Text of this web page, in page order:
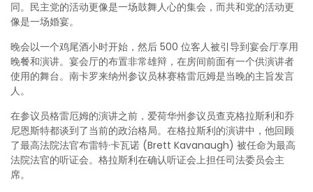
同。民主党的活动更像是一场鼓舞人心的集会，而共和党的活动更
像是一场婚宴。
晚会以一个鸡尾酒小时开始，然后 500 位客人被引导到宴会厅享用
晚餐和演讲。宴会厅的布置非常雄辩，在房间前面有一个供演讲者
使用的舞台。南卡罗来纳州参议员林赛格雷厄姆是当晚的主旨发言
人。
在参议员格雷厄姆的演讲之前，爱荷华州参议员查克格拉斯利和乔
尼恩斯特都谈到了当前的政治格局。在格拉斯利的演讲中，他回顾
了最高法院法官布雷特·卡瓦诺 (Brett Kavanaugh) 被任命为最高
法院法官的听证会。格拉斯利在确认听证会上担任司法委员会主
席。